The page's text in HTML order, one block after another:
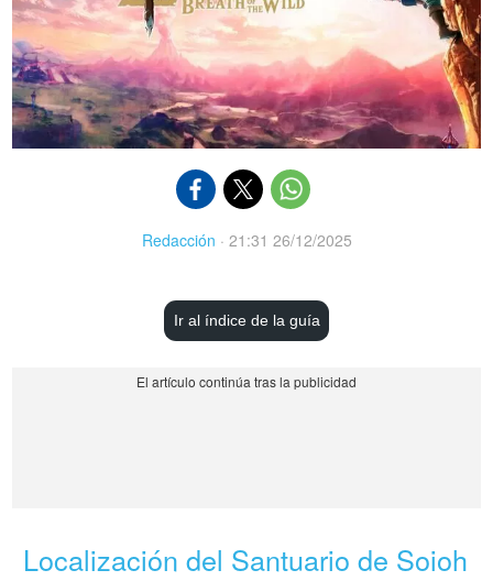
Redacción · 21:31 26/12/2025
Ir al índice de la guía
Localización del Santuario de Soioh